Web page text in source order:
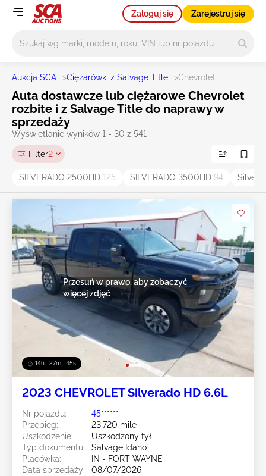
Zaloguj się Zarejestruj się
Aukcja SCA >Ciężarówki z Salvage Title >Chevrolet
Auta dostawcze lub ciężarowe Chevrolet
rozbite i z Salvage Title do naprawy w
sprzedaży
Wyświetlanie wyników 1 - 30 z 541
Filter2
SILVERADO 2500HD 125 SILVERADO 3500HD 94
14h : 27m : 43s
Przesuń w prawo, aby zobaczyć
więcej zdjęć
2023 CHEVROLET Silverado HD 6.6L
Nr pojazdu:
45******
Przebieg:
23,720 mile
Uszkodzenie:
Uszkodzony tył
Typ dokumentu:
Salvage Idaho
Placówka:
IN - FORT WAYNE
Data sprzedaży:
08/07/2026